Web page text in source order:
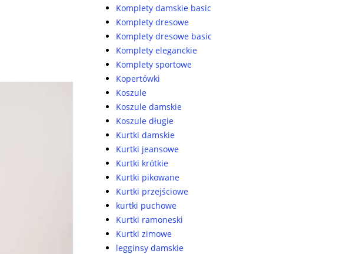
Komplety damskie basic
Komplety dresowe
Komplety dresowe basic
Komplety eleganckie
Komplety sportowe
Kopertówki
Koszule
Koszule damskie
Koszule długie
Kurtki damskie
Kurtki jeansowe
Kurtki krótkie
Kurtki pikowane
Kurtki przejściowe
kurtki puchowe
Kurtki ramoneski
Kurtki zimowe
legginsy damskie